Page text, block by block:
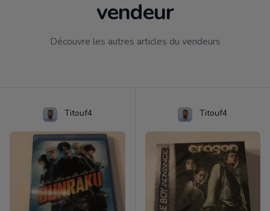
vendeur
Découvre les autres articles du vendeurs
Titouf4 Titouf4